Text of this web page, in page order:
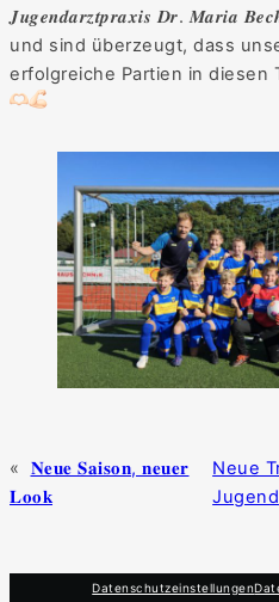
𝑱𝒖𝒈𝒆𝒏𝒅𝒂𝒓𝒛𝒕𝒑𝒓𝒂𝒙𝒊𝒔 𝑫𝒓. 𝑴𝒂𝒓𝒊𝒂
und sind überzeugt, dass
erfolgreiche Partien in diesen
«
𝐍𝐞𝐮𝐞 𝐒𝐚𝐢𝐬𝐨𝐧, 𝐧𝐞𝐮𝐞𝐫
𝐋𝐨𝐨𝐤
Neue
Jugend
Datenschutzeinstellungen